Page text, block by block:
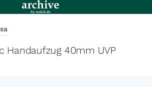
Handaufzug 40mm UVP